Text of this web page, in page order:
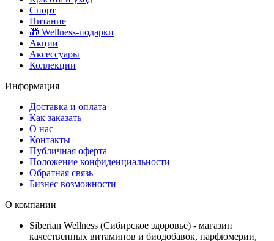
Спорт
Питание
🎁 Wellness-подарки
Акции
Аксессуары
Коллекции
Информация
Доставка и оплата
Как заказать
О нас
Контакты
Публичная оферта
Положение конфиденциальности
Обратная связь
Бизнес возможности
О компании
Siberian Wellness (Сибирское здоровье) - магазин
качественных витаминов и биодобавок, парфюмерии,